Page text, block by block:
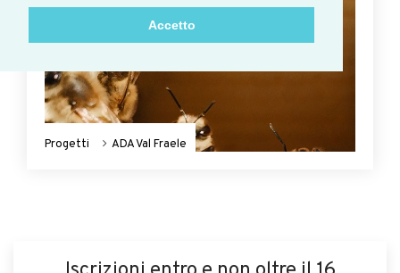
Accetto
Progetti ADA Val Fraele